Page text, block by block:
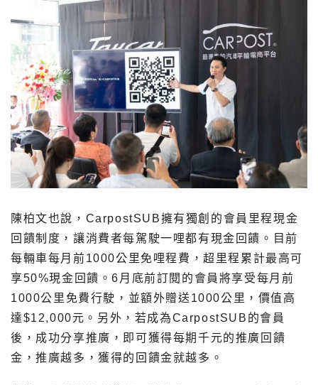
陳柏文也說，CarpostSUB擁有獨創的會員里程現金
回饋制度，讓消費者每駕駛一哩都有現金回饋。目前
每輛車每月前1000公里免哩程費，超里程累計最高可
享50%現金回饋。6月底前訂閱的會員將享受每月前
1000公里免費行駛，並額外贈送1000公里，價值高
達$12,000元。另外，若成為CarpostSUB的會員
後，成功分享推廣，即可獲得每期千元的推廣回饋
金，推廣越多，獲得的回饋金就越多。